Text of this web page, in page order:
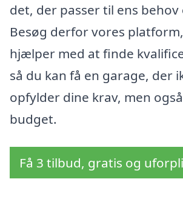
det, der passer til ens
Besøg derfor vores
hjælper med at finde
så du kan få en garage, der
opfylder dine krav, men
budget.
Få 3 tilbud, gratis og